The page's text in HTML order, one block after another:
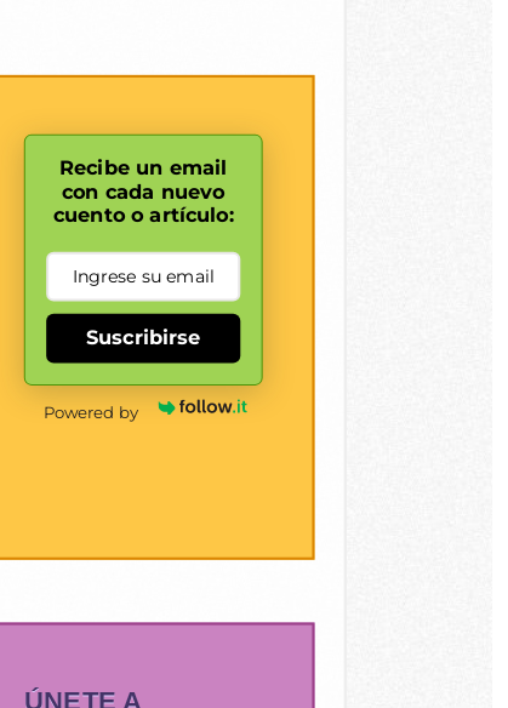
Recibe un email
con cada nuevo
cuento o artículo:
Suscribirse
Powered by
ÚNETE A